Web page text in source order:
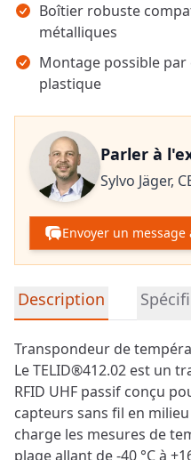
Boîtier robuste
métalliques
Montage possible
plastique
Parler à
Sylvo Jäger,
Envoyer un message
Informations détaillées
Description
Transpondeur de
Le TELID®412.02 est un
RFID UHF passif conçu
capteurs sans fil en
charge les mesures de
plage allant de -40 °C à